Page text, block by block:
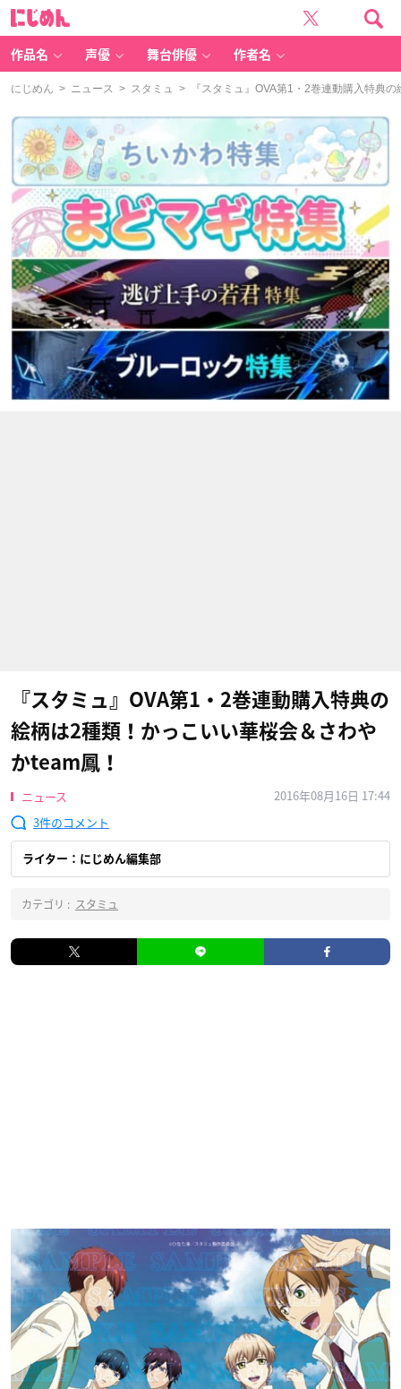
作品名 声優 舞台俳優 作者名
にじめん > ニュース > スタミュ > 『スタミュ』OVA第1・2巻連動購入特典
『スタミュ』OVA第1・2巻連動購入特典の
絵柄は2種類！かっこいい華桜会＆さわや
かteam鳳！
ニュース
2016年08月16日 17:44
3
ライター：にじめん編集部
カテゴリ : スタミュ